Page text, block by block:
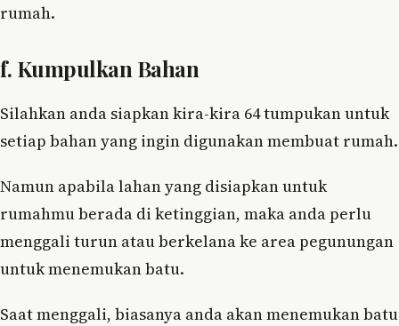
rumah.
f. Kumpulkan Bahan
Silahkan anda siapkan kira-kira 64 tumpukan untuk
setiap bahan yang ingin digunakan membuat rumah.
Namun apabila lahan yang disiapkan untuk
rumahmu berada di ketinggian, maka anda perlu
menggali turun atau berkelana ke area pegunungan
untuk menemukan batu.
Saat menggali, biasanya anda akan menemukan batu